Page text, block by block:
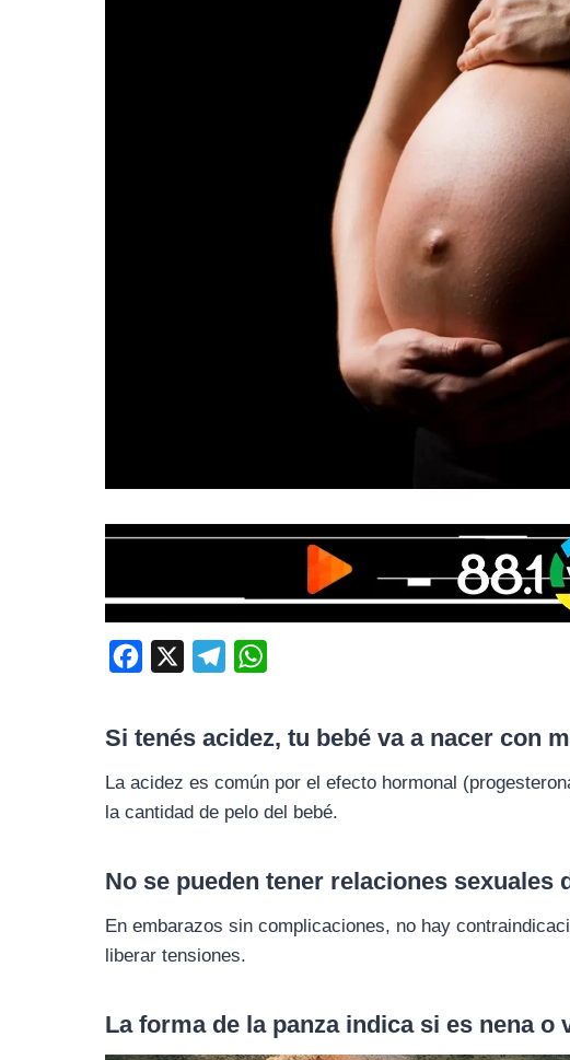
b
o
k
g
r
m
s
A
p
Si tenés acidez, tu bebé va a nacer con
La acidez es común por el efecto hormonal
la cantidad de pelo del bebé.
No se pueden tener relaciones sexuales
En embarazos sin complicaciones, no hay
liberar tensiones.
La forma de la panza indica si es nena o